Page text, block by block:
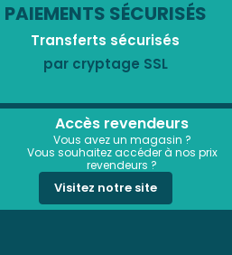
PAIEMENTS SÉCURISÉS
Transferts sécurisés
par cryptage SSL
Accès revendeurs
Vous avez un magasin ?
Vous souhaitez accéder à nos prix
revendeurs ?
Visitez notre site